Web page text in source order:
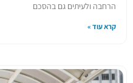
הרחבה ולעיתים גם בהסכם
קרא עוד »